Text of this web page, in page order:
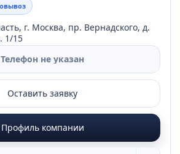
г. Москва, пр. Вернадского, д.
1/15
Телефон не указан
Оставить заявку
Профиль компании